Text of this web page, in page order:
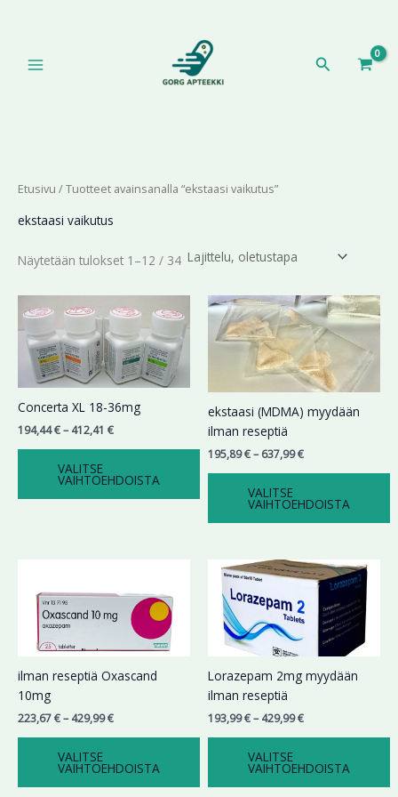
Hae
Etusivu / Tuotteet avainsanalla “ekstaasi vaikutus”
ekstaasi vaikutus
Näytetään tulokset 1–12 / 34
Concerta XL 18-36mg
194,44€– 412,41 €
194,44 €
-
412,41 €
VALITSE
VAIHTOEHDOISTA
Tällä
tuotteella
on
useampi
muunnelma.
Voit
tehdä
valinnat
tuotteen
ekstaasi (MDMA) myydään
ilman reseptiä
195,89€– 637,99€
Hintaluokka:
195,89 €
-
637,99 €
VALITSE
VAIHTOEHDOISTA
Tällä
tuotteella
on
useampi
muunnelma.
tehdä
valinnat
tuotteen
ilman reseptiä Oxascand
10mg
223,67€– 429,99€
-
429,99 €
VALITSE
VAIHTOEHDOISTA
useampi
muunnelma.
tehdä
valinnat
tuotteen
Lorazepam 2mg myydään
ilman reseptiä
193,99€– 429,99€
Hintaluokka:
193,99 €
429,99 €
VALITSE
VAIHTOEHDOISTA
Tällä
tuotteella
useampi
muunnelma.
tehdä
valinnat
tuotteen